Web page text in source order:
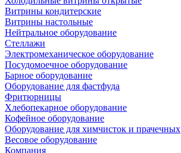
Витрины кондитерские
Витрины настольные
Нейтральное оборудование
Стеллажи
Электромеханическое оборудование
Посудомоечное оборудование
Барное оборудование
Оборудование для фастфуда
Фритюрницы
Хлебопекарное оборудование
Кофейное оборудование
Оборудование для химчисток и прачечных
Весовое оборудование
Компания